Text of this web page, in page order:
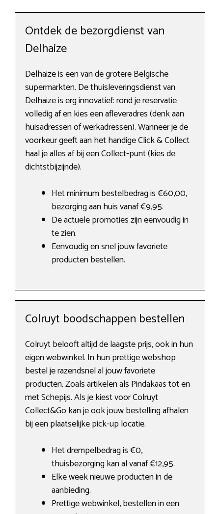
Ontdek de bezorgdienst van
Delhaize
Delhaize is een van de grotere Belgische
supermarkten. De thuisleveringsdienst van
Delhaize is erg innovatief: rond je reservatie
volledig af en kies een afleveradres (denk aan
huisadressen of werkadressen). Wanneer je de
voorkeur geeft aan het handige Click & Collect
haal je alles af bij een Collect-punt (kies de
dichtstbijzijnde).
Het minimum bestelbedrag is €60,00,
bezorging aan huis vanaf €9,95.
De actuele promoties zijn eenvoudig in
te zien.
Eenvoudig en snel jouw favoriete
producten bestellen.
Colruyt boodschappen bestellen
Colruyt belooft altijd de laagste prijs, ook in hun
eigen webwinkel. In hun prettige webshop
bestel je razendsnel al jouw favoriete
producten. Zoals artikelen als Pindakaas tot en
met Schepijs. Als je kiest voor Colruyt
Collect&Go kan je ook jouw bestelling afhalen
bij een plaatselijke pick-up locatie.
Het drempelbedrag is €0,
thuisbezorging kan al vanaf €12,95.
Elke week nieuwe producten in de
aanbieding.
Prettige webwinkel, bestellen in een